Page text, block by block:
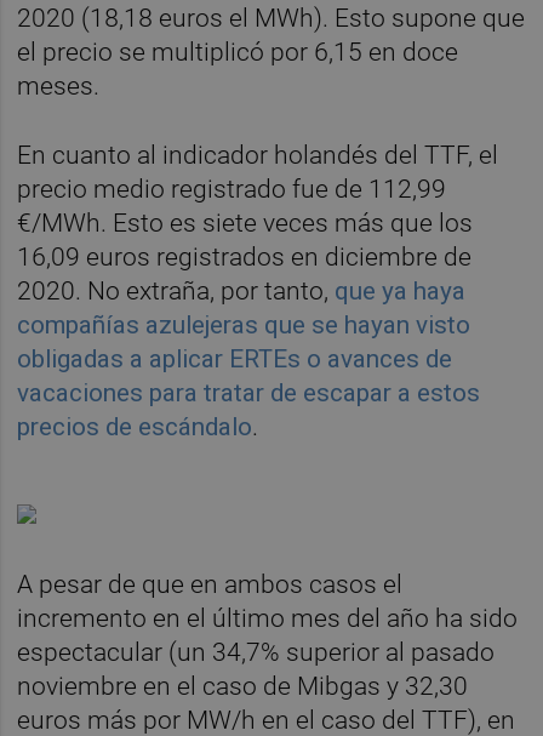
2020 (18,18 euros el MWh). Esto supone que
el precio se multiplicó por 6,15 en doce
meses.
En cuanto al indicador holandés del TTF, el
precio medio registrado fue de 112,99
€/MWh. Esto es siete veces más que los
16,09 euros registrados en diciembre de
2020. No extraña, por tanto, que ya haya
compañías azulejeras que se hayan visto
obligadas a aplicar ERTEs o avances de
vacaciones para tratar de escapar a estos
precios de escándalo.
A pesar de que en ambos casos el
incremento en el último mes del año ha sido
espectacular (un 34,7% superior al pasado
noviembre en el caso de Mibgas y 32,30
euros más por MW/h en el caso del TTF), en